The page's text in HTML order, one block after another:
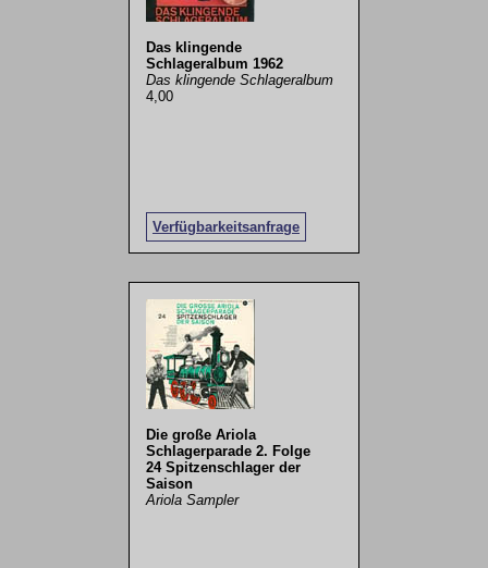
Das klingende
Schlageralbum 1962
Das klingende Schlageralbum
4,00
Verfügbarkeitsanfrage
Die große Ariola
Schlagerparade 2. Folge
24 Spitzenschlager der
Saison
Ariola Sampler